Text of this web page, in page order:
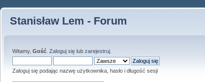
Stanisław Lem - Forum
Witamy, Gość Zaloguj się lub zarejestruj
Zaloguj się podając nazwę użytkownika, hasło i długość sesji